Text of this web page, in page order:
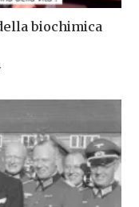
biochimica